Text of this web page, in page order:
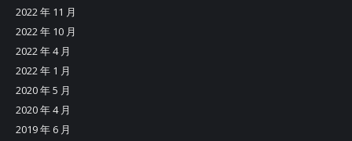
2022 年 11 月
2022 年 10 月
2022 年 4 月
2022 年 1 月
2020 年 5 月
2020 年 4 月
2019 年 6 月